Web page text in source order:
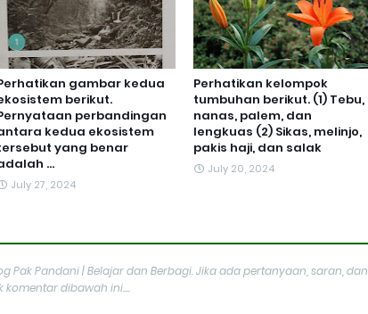
gambar kedua
berikut.
perbandingan
kedua ekosistem
yang benar
...
July 27, 2024
Perhatikan kelompok
tumbuhan berikut. (1) Tebu,
nanas, palem, dan
lengkuas (2) Sikas, melinjo,
pakis haji, dan salak
July 20, 2024
Pak Pandani | Belajar dan Berbagi. Jika ada pertanyaan, saran, dan
dibawah ini....